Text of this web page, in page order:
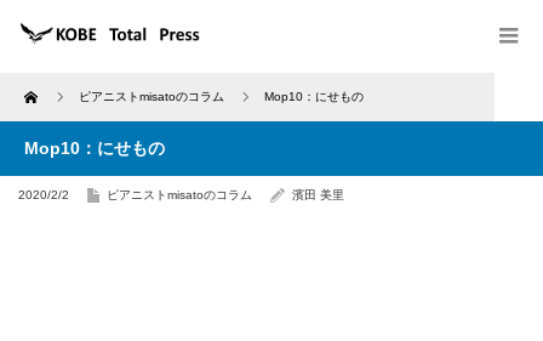
Home ピアニストmisatoのコラム Mop10：にせもの
Mop10：にせもの
2020/2/2 ピアニストmisatoのコラム 濱田 美里